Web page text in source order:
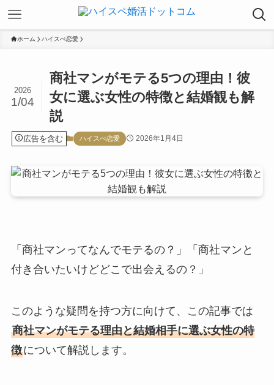
ホーム ハイスぺ恋愛
商社マンがモテる5つの理由！彼
女に選ぶ女性の特徴と結婚観も解
説
2026
1/04
広告を含む ハイスぺ恋愛 2026年1月4日
「商社マンってなんでモテるの？」「商社マンと
付き合いたいけどどこで出会えるの？」
このような疑問を持つ方に向けて、この記事では
商社マンがモテる理由と結婚相手に選ぶ女性の特
徴について解説します。